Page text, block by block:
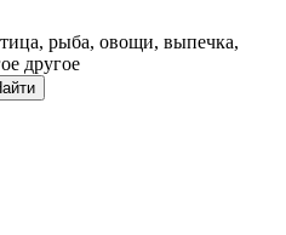
рыба, овощи, выпечка,
другое